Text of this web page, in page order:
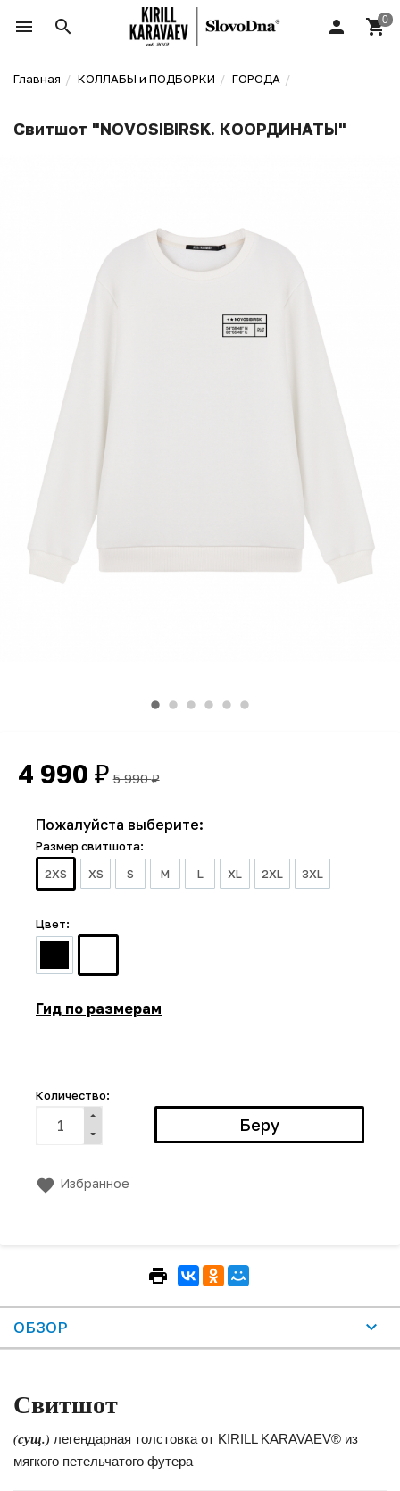
Главная КОЛЛАБЫ и ПОДБОРКИ ГОРОДА
Свитшот "NOVOSIBIRSK. КООРДИНАТЫ"
4 990 ₽ 5 990₽
Пожалуйста выберите:
Размер свитшота:
2XS
XS S M L XL 2XL 3XL
Цвет:
Гид по размерам
Количество:
Избранное
ОБЗОР
Свитшот
(сущ.) легендарная толстовка от KIRILL KARAVAEV® из
мягкого петельчатого футера